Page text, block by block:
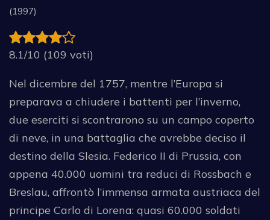
(1997)
8.1/10 (109 voti)
Nel dicembre del 1757, mentre l’Europa si
preparava a chiudere i battenti per l’inverno,
due eserciti si scontrarono su un campo coperto
di neve, in una battaglia che avrebbe deciso il
destino della Slesia. Federico II di Prussia, con
appena 40.000 uomini tra reduci di Rossbach e
Breslau, affrontò l’immensa armata austriaca del
principe Carlo di Lorena: quasi 60.000 soldati